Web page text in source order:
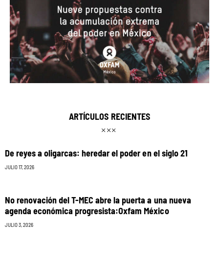
ARTÍCULOS RECIENTES
De reyes a oligarcas: heredar el poder en el siglo 21
JULIO 17, 2026
No renovación del T-MEC abre la puerta a una nueva
agenda económica progresista:Oxfam México
JULIO 3, 2026